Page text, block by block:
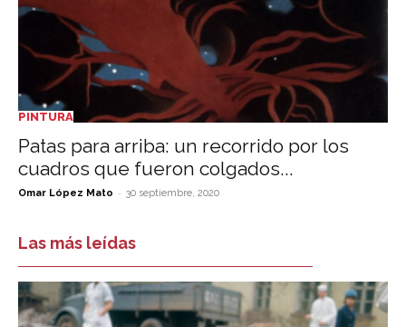
PINTURA
Patas para arriba: un recorrido por los
cuadros que fueron colgados...
Omar López Mato - 30 septiembre, 2020
Las más leídas